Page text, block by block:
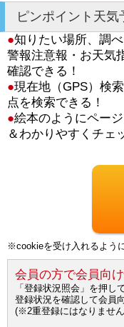
ピンポイント天気
●知りたい場所、調
警報注意報・お天気
確認できる！
●現在地（GPS）検
点を検索できる！
●絵本のようにペー
＆わかりやすくチェ
※cookieを受け入れるよう
会員の方で会員向
「登録状況照会」を押し
登録状況を確認して会員
(※2重登録にはなりませ